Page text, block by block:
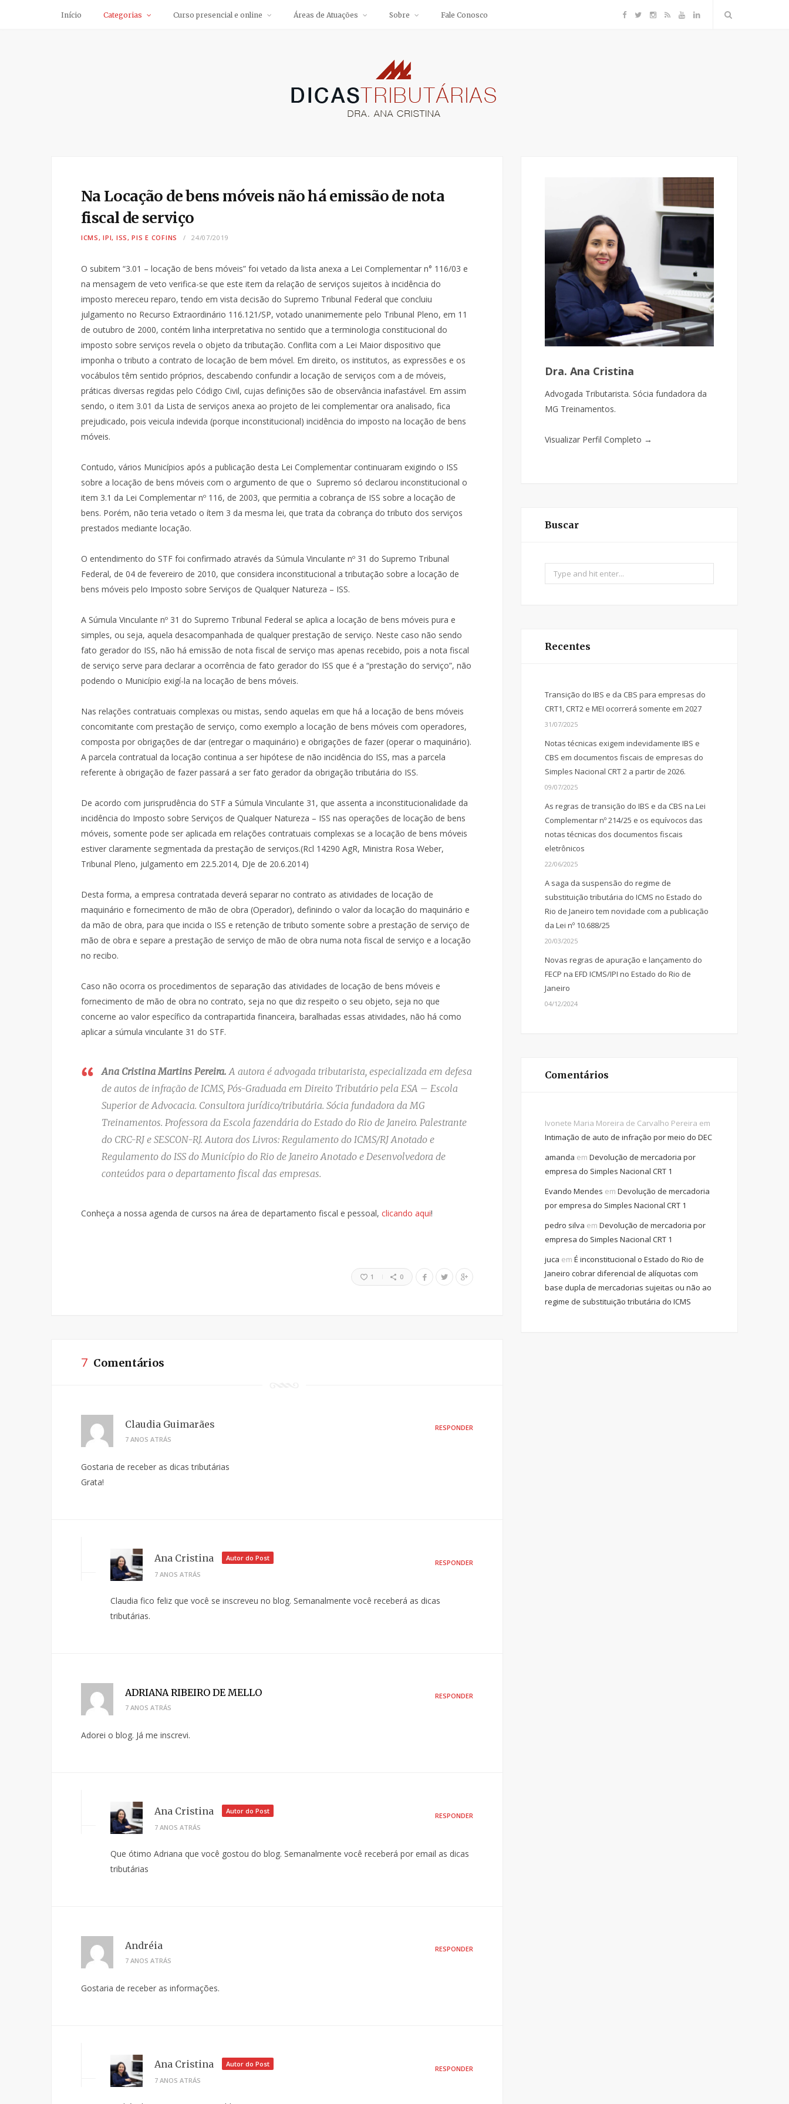
Início Categorias Curso presencial e online Áreas de Atuações Sobre Fale Conosco F I
a
m
R Y L
I
n
Na Locação de bens móveis não há emissão de nota
fiscal de serviço
ICMS, IPI, ISS, PIS E COFINS 24/07/2019
O subitem “3.01 – locação de bens móveis” foi vetado da lista anexa a Lei Complementar n° 116/03 e
na mensagem de veto verifica-se que este item da relação de serviços sujeitos à incidência do
imposto mereceu reparo, tendo em vista decisão do Supremo Tribunal Federal que concluiu
julgamento no Recurso Extraordinário 116.121/SP, votado unanimemente pelo Tribunal Pleno, em 11
de outubro de 2000, contém linha interpretativa no sentido que a terminologia constitucional do
imposto sobre serviços revela o objeto da tributação. Conflita com a Lei Maior dispositivo que
imponha o tributo a contrato de locação de bem móvel. Em direito, os institutos, as expressões e os
vocábulos têm sentido próprios, descabendo confundir a locação de serviços com a de móveis,
práticas diversas regidas pelo Código Civil, cujas definições são de observância inafastável. Em assim
sendo, o item 3.01 da Lista de serviços anexa ao projeto de lei complementar ora analisado, fica
prejudicado, pois veicula indevida (porque inconstitucional) incidência do imposto na locação de bens
móveis.
Contudo, vários Municípios após a publicação desta Lei Complementar continuaram exigindo o ISS
sobre a locação de bens móveis com o argumento de que o Supremo só declarou inconstitucional o
item 3.1 da Lei Complementar nº 116, de 2003, que permitia a cobrança de ISS sobre a locação de
bens. Porém, não teria vetado o ítem 3 da mesma lei, que trata da cobrança do tributo dos serviços
prestados mediante locação.
O entendimento do STF foi confirmado através da Súmula Vinculante nº 31 do Supremo Tribunal
Federal, de 04 de fevereiro de 2010, que considera inconstitucional a tributação sobre a locação de
bens móveis pelo Imposto sobre Serviços de Qualquer Natureza – ISS.
A Súmula Vinculante nº 31 do Supremo Tribunal Federal se aplica a locação de bens móveis pura e
simples, ou seja, aquela desacompanhada de qualquer prestação de serviço. Neste caso não sendo
fato gerador do ISS, não há emissão de nota fiscal de serviço mas apenas recebido, pois a nota fiscal
de serviço serve para declarar a ocorrência de fato gerador do ISS que é a “prestação do serviço”, não
podendo o Município exigí-la na locação de bens móveis.
Nas relações contratuais complexas ou mistas, sendo aquelas em que há a locação de bens móveis
concomitante com prestação de serviço, como exemplo a locação de bens móveis com operadores,
composta por obrigações de dar (entregar o maquinário) e obrigações de fazer (operar o maquinário).
A parcela contratual da locação continua a ser hipótese de não incidência do ISS, mas a parcela
referente à obrigação de fazer passará a ser fato gerador da obrigação tributária do ISS.
De acordo com jurisprudência do STF a Súmula Vinculante 31, que assenta a inconstitucionalidade da
incidência do Imposto sobre Serviços de Qualquer Natureza – ISS nas operações de locação de bens
móveis, somente pode ser aplicada em relações contratuais complexas se a locação de bens móveis
estiver claramente segmentada da prestação de serviços.(Rcl 14290 AgR, Ministra Rosa Weber,
Tribunal Pleno, julgamento em 22.5.2014, DJe de 20.6.2014)
Desta forma, a empresa contratada deverá separar no contrato as atividades de locação de
maquinário e fornecimento de mão de obra (Operador), definindo o valor da locação do maquinário e
da mão de obra, para que incida o ISS e retenção de tributo somente sobre a prestação de serviço de
mão de obra e separe a prestação de serviço de mão de obra numa nota fiscal de serviço e a locação
no recibo.
Caso não ocorra os procedimentos de separação das atividades de locação de bens móveis e
fornecimento de mão de obra no contrato, seja no que diz respeito o seu objeto, seja no que
concerne ao valor específico da contrapartida financeira, baralhadas essas atividades, não há como
aplicar a súmula vinculante 31 do STF.
Ana Cristina Martins Pereira. A autora é advogada tributarista, especializada em defesa
de autos de infração de ICMS, Pós-Graduada em Direito Tributário pela ESA – Escola
Superior de Advocacia. Consultora jurídico/tributária. Sócia fundadora da MG
Treinamentos. Professora da Escola fazendária do Estado do Rio de Janeiro. Palestrante
do CRC-RJ e SESCON-RJ. Autora dos Livros: Regulamento do ICMS/RJ Anotado e
Regulamento do ISS do Município do Rio de Janeiro Anotado e Desenvolvedora de
conteúdos para o departamento fiscal das empresas.
Conheça a nossa agenda de cursos na área de departamento fiscal e pessoal, clicando aqui!
1 0
7 Comentários
Claudia Guimarães
7 ANOS ATRÁS
RESPONDER
Gostaria de receber as dicas tributárias
Grata!
Ana Cristina
Autor do Post
7 ANOS ATRÁS
RESPONDER
Claudia fico feliz que você se inscreveu no blog. Semanalmente você receberá as dicas
tributárias.
ADRIANA RIBEIRO DE MELLO
7 ANOS ATRÁS
RESPONDER
Adorei o blog. Já me inscrevi.
Ana Cristina
Autor do Post
7 ANOS ATRÁS
RESPONDER
Que ótimo Adriana que você gostou do blog. Semanalmente você receberá por email as dicas
tributárias
Andréia
7 ANOS ATRÁS
RESPONDER
Gostaria de receber as informações.
Ana Cristina
Autor do Post
7 ANOS ATRÁS
RESPONDER
Dra. Ana Cristina
Advogada Tributarista. Sócia fundadora da
MG Treinamentos.
Visualizar Perfil Completo →
Buscar
Search
for:
Recentes
Transição do IBS e da CBS para empresas do
CRT1, CRT2 e MEI ocorrerá somente em 2027
31/07/2025
Notas técnicas exigem indevidamente IBS e
CBS em documentos fiscais de empresas do
Simples Nacional CRT 2 a partir de 2026.
09/07/2025
As regras de transição do IBS e da CBS na Lei
Complementar nº 214/25 e os equívocos das
notas técnicas dos documentos fiscais
eletrônicos
22/06/2025
A saga da suspensão do regime de
substituição tributária do ICMS no Estado do
Rio de Janeiro tem novidade com a publicação
da Lei nº 10.688/25
20/03/2025
Novas regras de apuração e lançamento do
FECP na EFD ICMS/IPI no Estado do Rio de
Janeiro
04/12/2024
Comentários
Ivonete Maria Moreira de Carvalho Pereira em
Intimação de auto de infração por meio do DEC
amanda em Devolução de mercadoria por
empresa do Simples Nacional CRT 1
Evando Mendes em Devolução de mercadoria
por empresa do Simples Nacional CRT 1
pedro silva em Devolução de mercadoria por
empresa do Simples Nacional CRT 1
juca em É inconstitucional o Estado do Rio de
Janeiro cobrar diferencial de alíquotas com
base dupla de mercadorias sujeitas ou não ao
regime de substituição tributária do ICMS